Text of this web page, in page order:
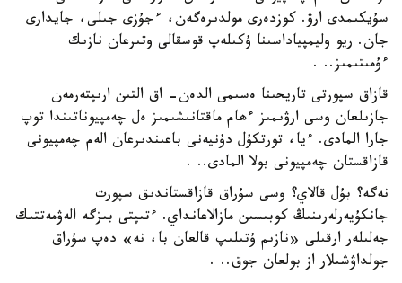
سۇيكىمدى ارۋ. كوزدەرى مولدىرەگەن، ءجۇزى جىلى، جايدارى
جان. ريو وليمپياداسىنا ۇكىلەپ قوسقالى وتىرعان نازىك
ءۇمىتىمىز.. .
قازاق سپورتى تاريحىنا ەسىمى الدەن- اق التىن ارىپتەرمەن
جازىلعان وسى ارۋىمىز ءھام ماقتانىشىمىز ەل چەمپيوناتىندا توپ
جارا المادى. ءيا، تورتكۇل دۇنيەنى باعىندىرعان الەم چەمپيونى
قازاقستان چەمپيونى بولا المادى.. .
نەگە؟ بۇل قالاي؟ وسى سۇراق قازاقستاندىق سپورت
جانكۇيەرلەرىنىڭ كوبىسىن مازالاعانداي. ءتىپتى بىزگە الەۋمەتتىك
جەلىلەر ارقىلى «نازىم ۇتىلىپ قالعان با، نە» دەپ سۇراق
جولداۋشىلار از بولعان جوق.. .